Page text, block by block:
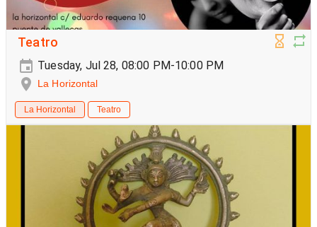
Teatro
Tuesday, Jul 28, 08:00 PM-10:00 PM
La Horizontal
La Horizontal Teatro